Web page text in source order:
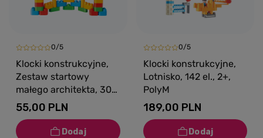
0/5
Klocki konstrukcyjne,
Zestaw startowy
małego architekta, 30
el., 18m+, PolyM
55,00 PLN
0/5
Klocki konstrukcyjne,
Lotnisko, 142 el., 2+,
PolyM
189,00 PLN